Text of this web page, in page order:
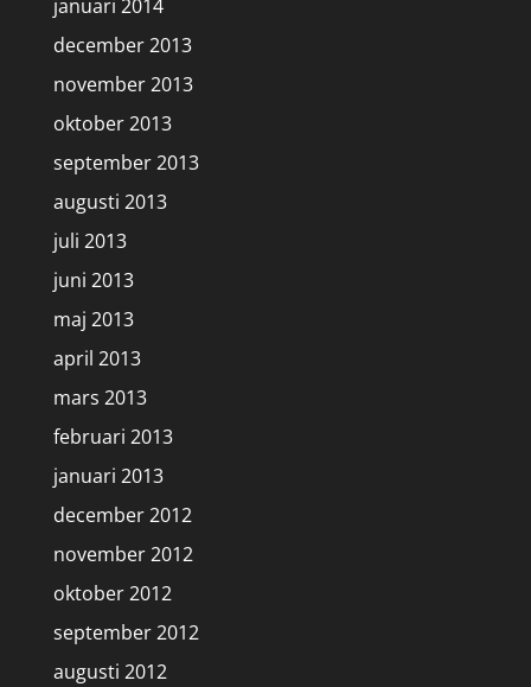
januari 2014
december 2013
november 2013
oktober 2013
september 2013
augusti 2013
juli 2013
juni 2013
maj 2013
april 2013
mars 2013
februari 2013
januari 2013
december 2012
november 2012
oktober 2012
september 2012
augusti 2012